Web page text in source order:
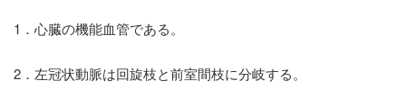
1．心臓の機能血管である。
2．左冠状動脈は回旋枝と前室間枝に分岐する。